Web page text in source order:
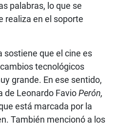
palabras, lo que se
realiza en el soporte
sostiene que el cine es
tecnológicos
grande. En ese sentido,
de Leonardo FavioPerón,
está marcada por la
También mencionó a los